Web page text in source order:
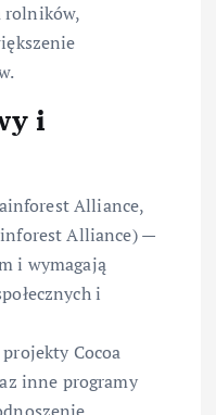
rolników,
i
Alliance,
Alliance) —
i wymagają
i
Cocoa
inne programy